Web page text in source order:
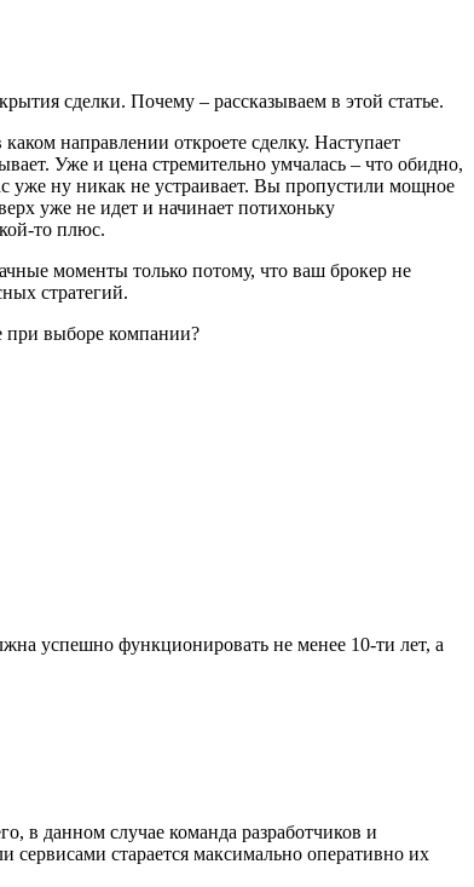
сделки. Почему – рассказываем в этой статье.
направлении откроете сделку. Наступает
Уже и цена стремительно умчалась – что обидно,
уже ну никак не устраивает. Вы пропустили мощное
уже не идет и начинает потихоньку
то плюс.
моменты только потому, что ваш брокер не
стратегий.
при выборе компании?
успешно функционировать не менее 10-ти лет, а
в данном случае команда разработчиков и
старается максимально оперативно их